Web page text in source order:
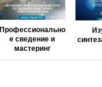
Профессионально
е сведение и
мастеринг